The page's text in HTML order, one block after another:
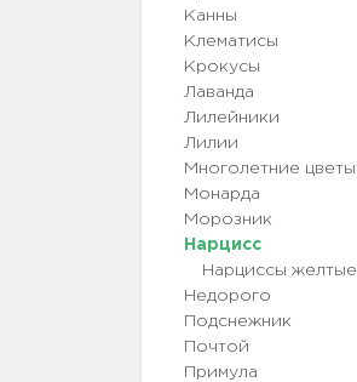
Канны
Клематисы
Крокусы
Лаванда
Лилейники
Лилии
Многолетние цветы
Монарда
Морозник
Нарцисс
Нарциссы желтые
Недорого
Подснежник
Почтой
Примула